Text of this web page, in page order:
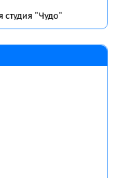
студия "Чудо"